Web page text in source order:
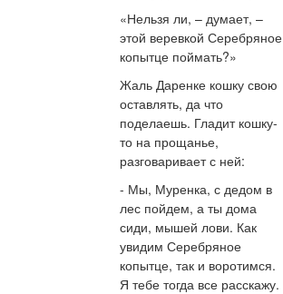
«Нельзя ли, – думает, –
этой веревкой Серебряное
копытце поймать?»
Жаль Даренке кошку свою
оставлять, да что
поделаешь. Гладит кошку-
то на прощанье,
разговаривает с ней:
- Мы, Муренка, с дедом в
лес пойдем, а ты дома
сиди, мышей лови. Как
увидим Серебряное
копытце, так и воротимся.
Я тебе тогда все расскажу.